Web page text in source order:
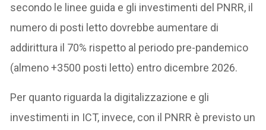
secondo le linee guida e gli investimenti del PNRR, il
numero di posti letto dovrebbe aumentare di
addirittura il 70% rispetto al periodo pre-pandemico
(almeno +3500 posti letto) entro dicembre 2026.
Per quanto riguarda la digitalizzazione e gli
investimenti in ICT, invece, con il PNRR è previsto un